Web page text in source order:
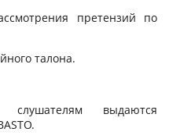
претензий по
талона.
выдаются